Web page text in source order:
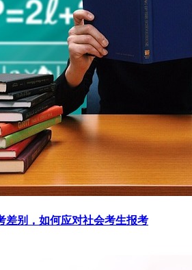
差别，如何应对社会考生报考